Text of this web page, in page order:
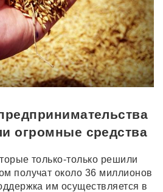
огромные средства
только-только решили
получат около 36 миллионов
им осуществляется в